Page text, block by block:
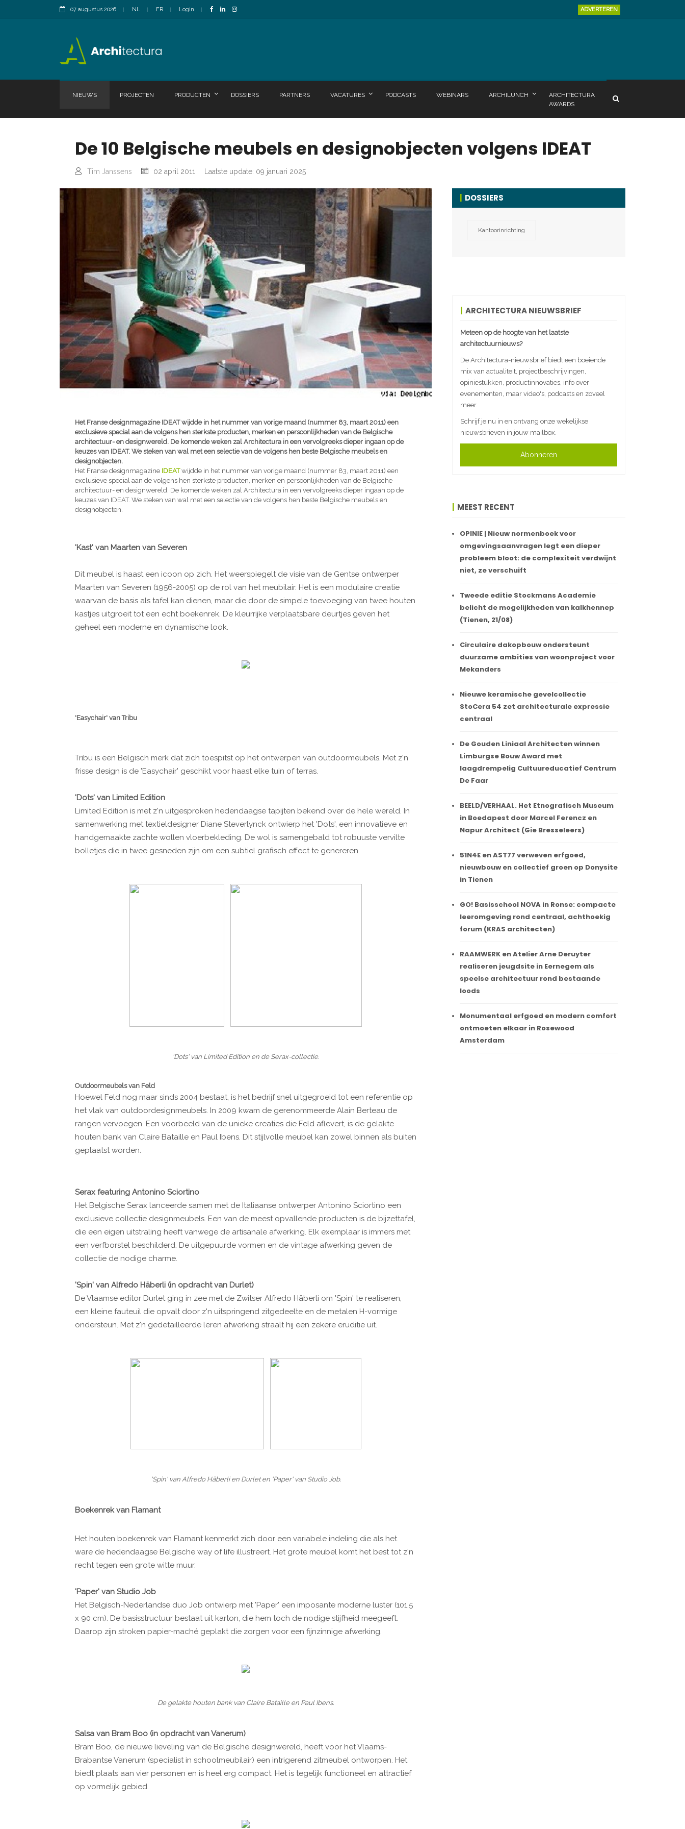
07 augustus 2026 NL FR Login ADVERTEREN
NIEUWS PROJECTEN PRODUCTEN DOSSIERS PARTNERS VACATURES PODCASTS WEBINARS ARCHILUNCH
ARCHITECTURA
AWARDS
De 10 Belgische meubels en designobjecten volgens IDEAT
Tim Janssens 02 april 2011 Laatste update: 09 januari 2025
Het Franse designmagazine IDEAT wijdde in het nummer van vorige maand (nummer 83, maart 2011) een
exclusieve special aan de volgens hen sterkste producten, merken en persoonlijkheden van de Belgische
architectuur- en designwereld. De komende weken zal Architectura in een vervolgreeks dieper ingaan op de
keuzes van IDEAT. We steken van wal met een selectie van de volgens hen beste Belgische meubels en
designobjecten.
Het Franse designmagazine IDEATwijdde in het nummer van vorige maand (nummer 83, maart 2011) een
exclusieve special aan de volgens hen sterkste producten, merken en persoonlijkheden van de Belgische
architectuur- en designwereld. De komende weken zal Architectura in een vervolgreeks dieper ingaan op de
keuzes van IDEAT. We steken van wal met een selectie van de volgens hen beste Belgische meubels en
designobjecten.
'Kast' van Maarten van Severen
Dit meubel is haast een icoon op zich. Het weerspiegelt de visie van de Gentse ontwerper
Maarten van Severen (1956-2005) op de rol van het meubilair. Het is een modulaire creatie
waarvan de basis als tafel kan dienen, maar die door de simpele toevoeging van twee houten
kastjes uitgroeit tot een echt boekenrek. De kleurrijke verplaatsbare deurtjes geven het
geheel een moderne en dynamische look.
'Easychair' van Tribu
Tribu is een Belgisch merk dat zich toespitst op het ontwerpen van outdoormeubels. Met z'n
frisse design is de 'Easychair' geschikt voor haast elke tuin of terras.
'Dots' van Limited Edition
Limited Edition is met z'n uitgesproken hedendaagse tapijten bekend over de hele wereld. In
samenwerking met textieldesigner Diane Steverlynck ontwierp het 'Dots', een innovatieve en
handgemaakte zachte wollen vloerbekleding. De wol is samengebald tot robuuste vervilte
bolletjes die in twee gesneden zijn om een subtiel grafisch effect te genereren.
'Dots' van Limited Edition en de Serax-collectie.
Outdoormeubels van Feld
Hoewel Feld nog maar sinds 2004 bestaat, is het bedrijf snel uitgegroeid tot een referentie op
het vlak van outdoordesignmeubels. In 2009 kwam de gerenommeerde Alain Berteau de
rangen vervoegen. Een voorbeeld van de unieke creaties die Feld aflevert, is de gelakte
houten bank van Claire Bataille en Paul Ibens. Dit stijlvolle meubel kan zowel binnen als buiten
geplaatst worden.
Serax featuring Antonino Sciortino
Het Belgische Serax lanceerde samen met de Italiaanse ontwerper Antonino Sciortino een
exclusieve collectie designmeubels. Een van de meest opvallende producten is de bijzettafel,
die een eigen uitstraling heeft vanwege de artisanale afwerking. Elk exemplaar is immers met
een verfborstel beschilderd. De uitgepuurde vormen en de vintage afwerking geven de
collectie de nodige charme.
'Spin' van Alfredo Häberli (in opdracht van Durlet)
De Vlaamse editor Durlet ging in zee met de Zwitser Alfredo Häberli om 'Spin' te realiseren,
een kleine fauteuil die opvalt door z'n uitspringend zitgedeelte en de metalen H-vormige
ondersteun. Met z'n gedetailleerde leren afwerking straalt hij een zekere eruditie uit.
'Spin' van Alfredo Häberli en Durlet en 'Paper' van Studio Job.
Boekenrek van Flamant
Het houten boekenrek van Flamant kenmerkt zich door een variabele indeling die als het
ware de hedendaagse Belgische way of life illustreert. Het grote meubel komt het best tot z'n
recht tegen een grote witte muur.
'Paper' van Studio Job
Het Belgisch-Nederlandse duo Job ontwierp met 'Paper' een imposante moderne luster (101,5
x 90 cm). De basisstructuur bestaat uit karton, die hem toch de nodige stijfheid meegeeft.
Daarop zijn stroken papier-maché geplakt die zorgen voor een fijnzinnige afwerking.
De gelakte houten bank van Claire Bataille en Paul Ibens.
Salsa van Bram Boo (in opdracht van Vanerum)
Bram Boo, de nieuwe lieveling van de Belgische designwereld, heeft voor het Vlaams-
Brabantse Vanerum (specialist in schoolmeubilair) een intrigerend zitmeubel ontworpen. Het
biedt plaats aan vier personen en is heel erg compact. Het is tegelijk functioneel en attractief
op vormelijk gebied.
DOSSIERS
Kantoorinrichting
ARCHITECTURA NIEUWSBRIEF
Meteen op de hoogte van het laatste
architectuurnieuws?
De Architectura-nieuwsbrief biedt een boeiende
mix van actualiteit, projectbeschrijvingen,
opiniestukken, productinnovaties, info over
evenementen, maar video's, podcasts en zoveel
meer.
Schrijf je nu in en ontvang onze wekelijkse
nieuwsbrieven in jouw mailbox.
Abonneren
MEEST RECENT
OPINIE | Nieuw normenboek voor
omgevingsaanvragen legt een dieper
probleem bloot: de complexiteit verdwijnt
niet, ze verschuift
Tweede editie Stockmans Academie
belicht de mogelijkheden van kalkhennep
(Tienen, 21/08)
Circulaire dakopbouw ondersteunt
duurzame ambities van woonproject voor
Mekanders
Nieuwe keramische gevelcollectie
StoCera 54 zet architecturale expressie
centraal
De Gouden Liniaal Architecten winnen
Limburgse Bouw Award met
laagdrempelig Cultuureducatief Centrum
De Faar
BEELD/VERHAAL. Het Etnografisch Museum
in Boedapest door Marcel Ferencz en
Napur Architect (Gie Bresseleers)
51N4E en AST77 verweven erfgoed,
nieuwbouw en collectief groen op Donysite
in Tienen
GO! Basisschool NOVA in Ronse: compacte
leeromgeving rond centraal, achthoekig
forum (KRAS architecten)
RAAMWERK en Atelier Arne Deruyter
realiseren jeugdsite in Eernegem als
speelse architectuur rond bestaande
loods
Monumentaal erfgoed en modern comfort
ontmoeten elkaar in Rosewood
Amsterdam